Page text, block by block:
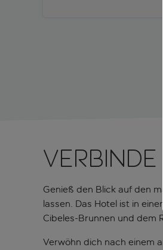
Verbinde
Genieß den Blick auf den
lassen. Das Hotel ist in
Cibeles-Brunnen und dem
Verwöhn dich nach einem